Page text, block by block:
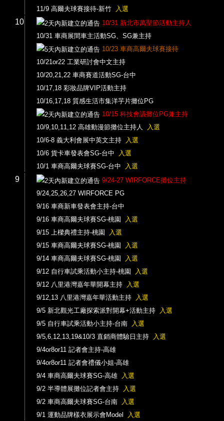
11/9 高爾夫球賽接待-新竹
入選
10
10/31 新北市萬聖節活動主持人
10/31 車商展間車主活動SG、SG兼主持
10/23 車商高爾夫球賽接待
10/21or22 工業研討會中文主持
10/20,21,22 車商賽道活動SG-台中
10/17,18 彩妝品牌VIP活動主持
10/16,17,18 質感生活市集洋芋片攤位PG
10/15 科技會議攤位PG兼主持
10/9,10,11,12 高雄動漫節攤位主持人
入選
10/6-8 義大利會展中英文主持
入選
10/6 貨卡車發表會SG-台中
入選
10/1 車商高爾夫球賽SG-台中
入選
9
9/24-27 WIRFORCE攤位主持
9/24,25,26,27 WIRFORCE PG
9/16 車商新車發表會主持-台中
9/16 車商高爾夫球賽SG-桃園
入選
9/15 上樑典禮主持-桃園
入選
9/15 車商高爾夫球賽SG-桃園
入選
9/14 車商高爾夫球賽SG-桃園
入選
9/12 自行車試乘活動小主持-桃園
入選
9/12 八里港灣嘉年華開幕主持
入選
9/12,13 八里港灣嘉年華活動主持
入選
9/5 新北觀光工廠探索派對開幕+活動主持
入選
9/5 自行車試乘活動小主持-台南
入選
9/5,6,12,13,19&10/3 直銷商體驗日主持
入選
9/4or8or11 記者會主持-高雄
9/4or8or11 記者會禮儀小姐-高雄
9/4 車商高爾夫球賽SG-高雄
入選
9/2 半導體展攤位記者會主持
入選
9/2 車商高爾夫球賽SG-台南
入選
9/1 運動品牌樣衣展示會Model
入選